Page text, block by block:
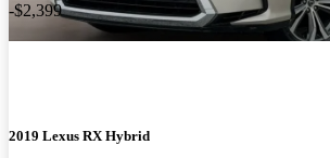
-$2,399
2019 Lexus RX Hybrid